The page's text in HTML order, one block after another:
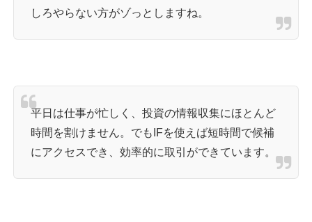
しろやらない方がゾっとしますね。
平日は仕事が忙しく、投資の情報収集にほとんど
時間を割けません。でもIFを使えば短時間で候補
にアクセスでき、効率的に取引ができています。